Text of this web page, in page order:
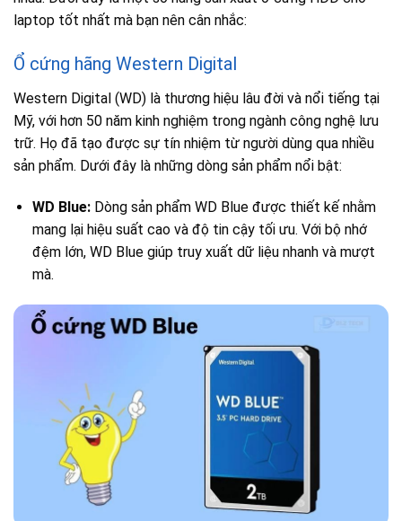
laptop tốt nhất mà bạn nên cân nhắc:
Ổ cứng hãng Western Digital
Western Digital (WD) là thương hiệu lâu đời và nổi tiếng tại
Mỹ, với hơn 50 năm kinh nghiệm trong ngành công nghệ lưu
trữ. Họ đã tạo được sự tín nhiệm từ người dùng qua nhiều
sản phẩm. Dưới đây là những dòng sản phẩm nổi bật:
WD Blue: Dòng sản phẩm WD Blue được thiết kế nhằm
mang lại hiệu suất cao và độ tin cậy tối ưu. Với bộ nhớ
đệm lớn, WD Blue giúp truy xuất dữ liệu nhanh và mượt
mà.